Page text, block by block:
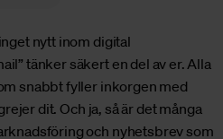
nytt inom digital
tänker säkert en del av er. Alla
snabbt fyller inkorgen med
dit. Och ja, så är det många
och nyhetsbrev som